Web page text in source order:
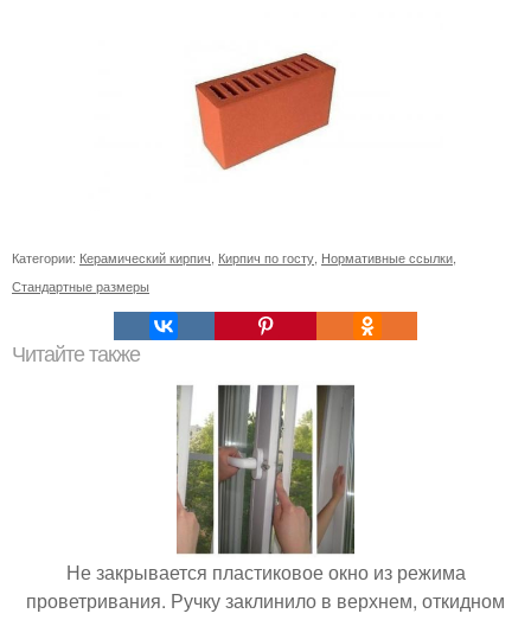
Категории: Керамический кирпич, Кирпич по госту, Нормативные ссылки,
Стандартные размеры
Читайте также
Не закрывается пластиковое окно из режима
проветривания. Ручку заклинило в верхнем, откидном